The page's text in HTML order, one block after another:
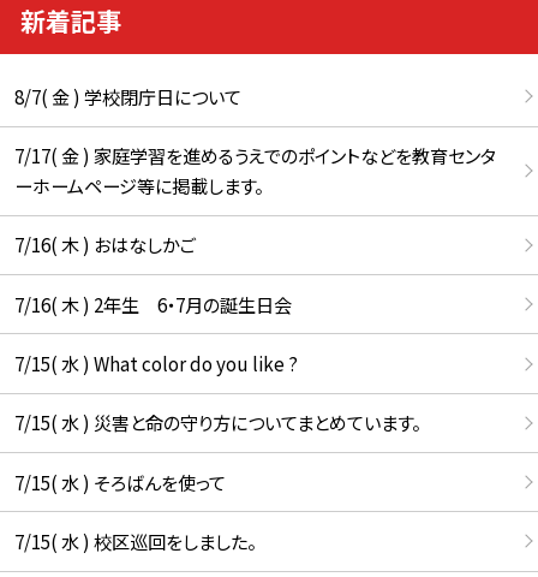
新着記事
8/7( 金 ) 学校閉庁日について
7/17( 金 ) 家庭学習を進めるうえでのポイントなどを教育センタ
ーホームページ等に掲載します。
7/16( 木 ) おはなしかご
7/16( 木 ) 2年生 6・7月の誕生日会
7/15( 水 ) What color do you like ?
7/15( 水 ) 災害と命の守り方についてまとめています。
7/15( 水 ) そろばんを使って
7/15( 水 ) 校区巡回をしました。